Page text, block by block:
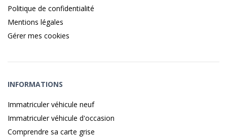
Politique de confidentialité
Mentions légales
Gérer mes cookies
INFORMATIONS
Immatriculer véhicule neuf
Immatriculer véhicule d'occasion
Comprendre sa carte grise